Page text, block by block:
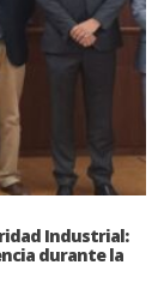
Industrial:
durante la